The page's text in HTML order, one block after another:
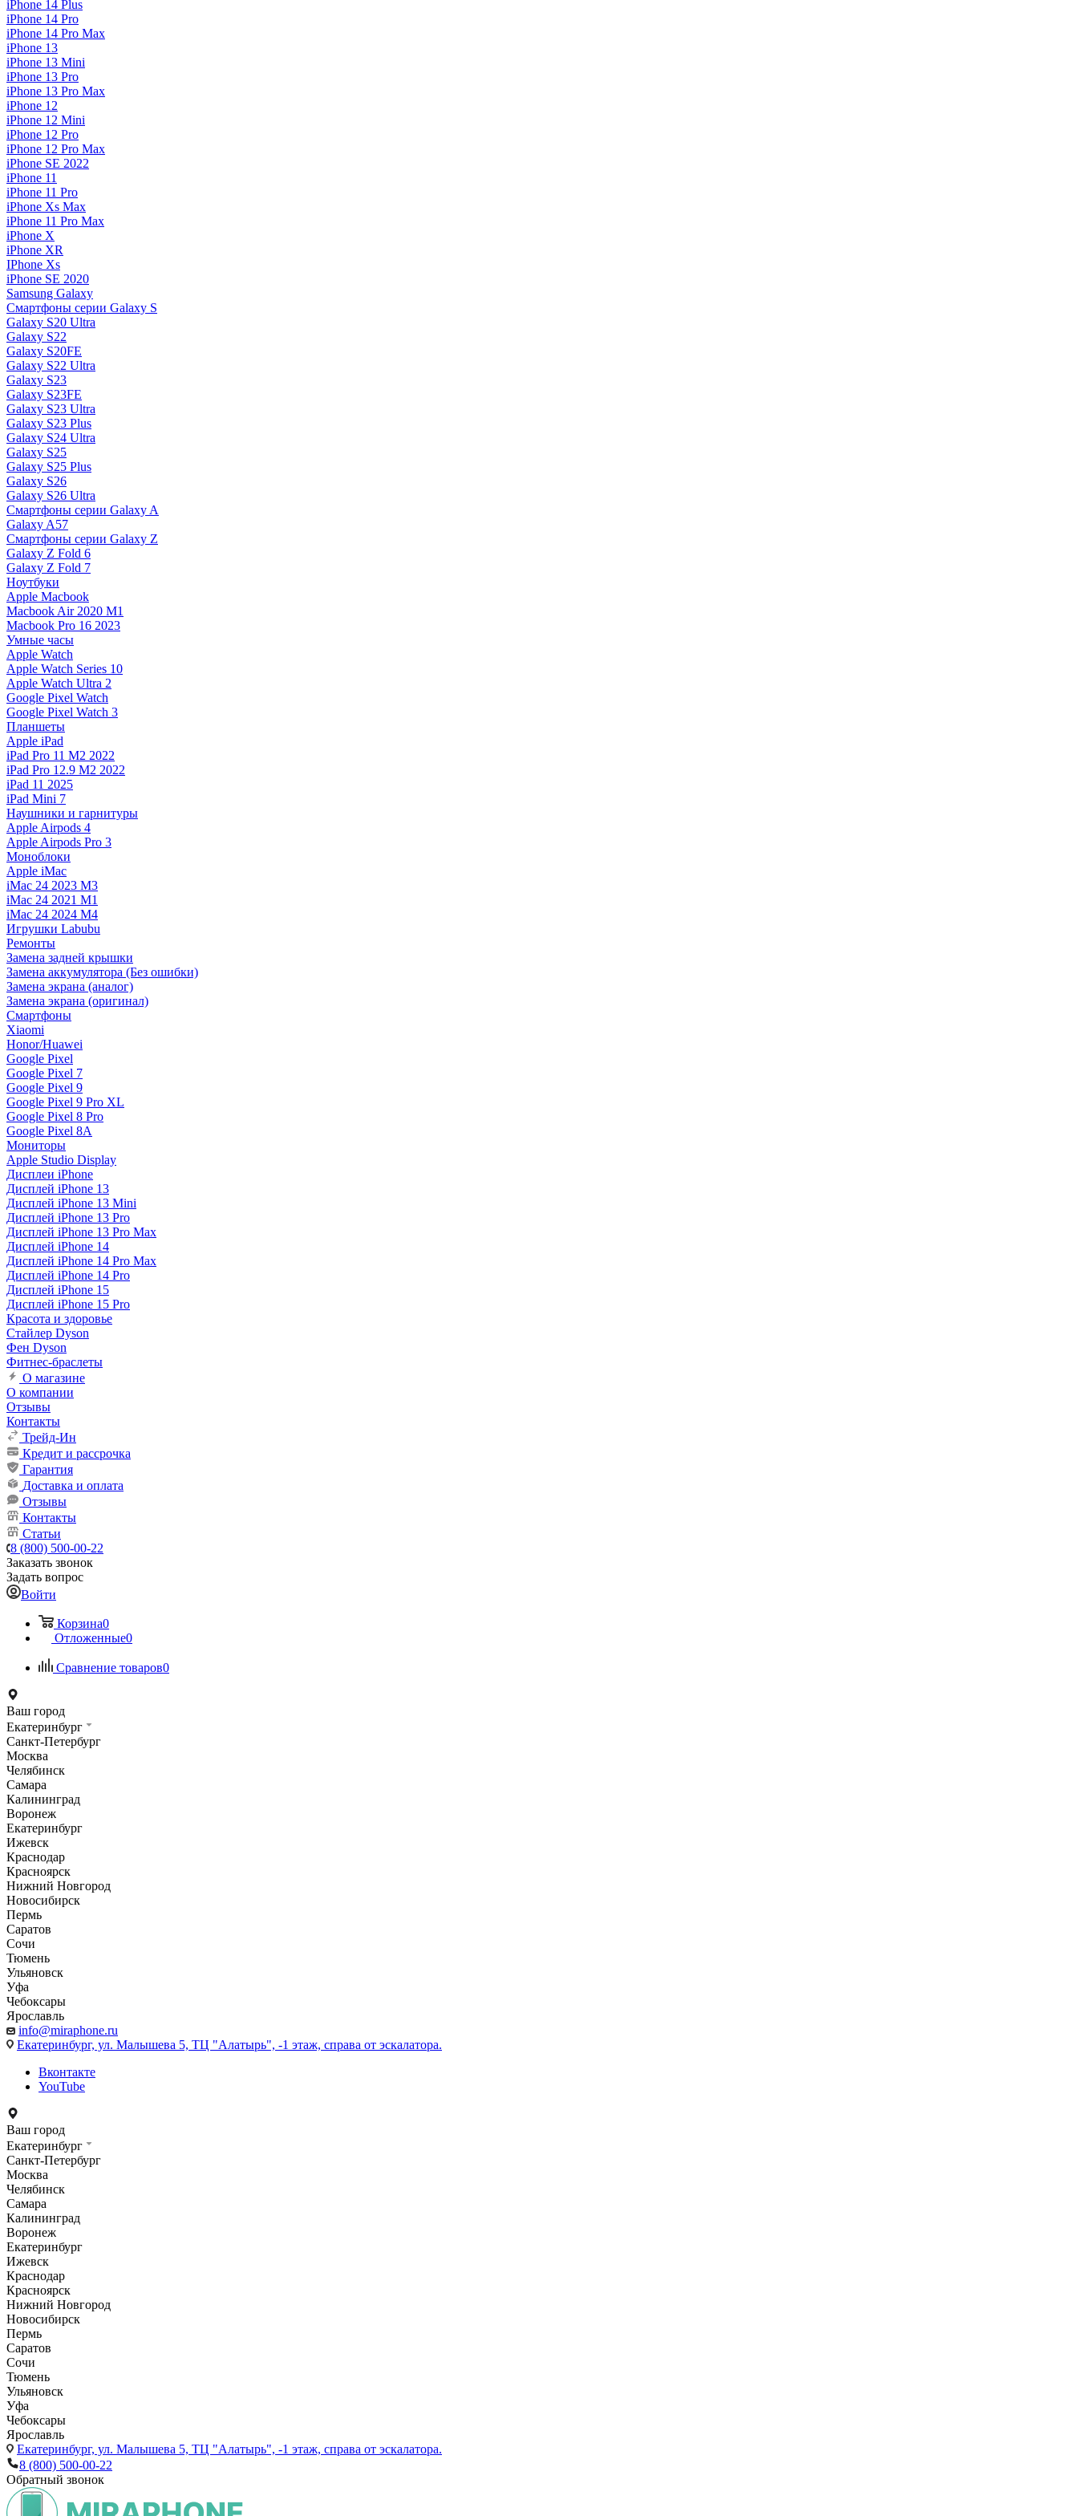
iPhone 14 Plus
iPhone 14 Pro
iPhone 14 Pro Max
iPhone 13
iPhone 13 Mini
iPhone 13 Pro
iPhone 13 Pro Max
iPhone 12
iPhone 12 Mini
iPhone 12 Pro
iPhone 12 Pro Max
iPhone SE 2022
iPhone 11
iPhone 11 Pro
iPhone Xs Max
iPhone 11 Pro Max
iPhone X
iPhone XR
IPhone Xs
iPhone SE 2020
Samsung Galaxy
Смартфоны серии Galaxy S
Galaxy S20 Ultra
Galaxy S22
Galaxy S20FE
Galaxy S22 Ultra
Galaxy S23
Galaxy S23FE
Galaxy S23 Ultra
Galaxy S23 Plus
Galaxy S24 Ultra
Galaxy S25
Galaxy S25 Plus
Galaxy S26
Galaxy S26 Ultra
Смартфоны серии Galaxy A
Galaxy A57
Смартфоны серии Galaxy Z
Galaxy Z Fold 6
Galaxy Z Fold 7
Ноутбуки
Apple Macbook
Macbook Air 2020 M1
Macbook Pro 16 2023
Умные часы
Apple Watch
Apple Watch Series 10
Apple Watch Ultra 2
Google Pixel Watch
Google Pixel Watch 3
Планшеты
Apple iPad
iPad Pro 11 M2 2022
iPad Pro 12.9 M2 2022
iPad 11 2025
iPad Mini 7
Наушники и гарнитуры
Apple Airpods 4
Apple Airpods Pro 3
Моноблоки
Apple iMac
iMac 24 2023 M3
iMac 24 2021 M1
iMac 24 2024 M4
Игрушки Labubu
Ремонты
Замена задней крышки
Замена аккумулятора (Без ошибки)
Замена экрана (аналог)
Замена экрана (оригинал)
Смартфоны
Xiaomi
Honor/Huawei
Google Pixel
Google Pixel 7
Google Pixel 9
Google Pixel 9 Pro XL
Google Pixel 8 Pro
Google Pixel 8A
Мониторы
Apple Studio Display
Дисплеи iPhone
Дисплей iPhone 13
Дисплей iPhone 13 Mini
Дисплей iPhone 13 Pro
Дисплей iPhone 13 Pro Max
Дисплей iPhone 14
Дисплей iPhone 14 Pro Max
Дисплей iPhone 14 Pro
Дисплей iPhone 15
Дисплей iPhone 15 Pro
Красота и здоровье
Стайлер Dyson
Фен Dyson
Фитнес-браслеты
О магазине
О компании
Отзывы
Контакты
Трейд-Ин
Кредит и рассрочка
Гарантия
Доставка и оплата
Отзывы
Контакты
Статьи
8 (800) 500-00-22
Заказать звонок
Задать вопрос
Войти
Корзина0
Отложенные0
Сравнение товаров0
Ваш город
Екатеринбург
Санкт-Петербург
Москва
Челябинск
Самара
Калининград
Воронеж
Екатеринбург
Ижевск
Краснодар
Красноярск
Нижний Новгород
Новосибирск
Пермь
Саратов
Сочи
Тюмень
Ульяновск
Уфа
Чебоксары
Ярославль
info@miraphone.ru
Екатеринбург, ул. Малышева 5, ТЦ "Алатырь", -1 этаж, справа от эскалатора.
Вконтакте
YouTube
Ваш город
Екатеринбург
Санкт-Петербург
Москва
Челябинск
Самара
Калининград
Воронеж
Екатеринбург
Ижевск
Краснодар
Красноярск
Нижний Новгород
Новосибирск
Пермь
Саратов
Сочи
Тюмень
Ульяновск
Уфа
Чебоксары
Ярославль
Екатеринбург, ул. Малышева 5, ТЦ "Алатырь", -1 этаж, справа от эскалатора.
8 (800) 500-00-22
Обратный звонок